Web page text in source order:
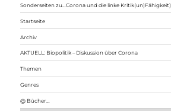
Sonderseiten zu…Corona und die linke Kritik(un)Fähigkeit).
Startseite
Archiv
AKTUELL: Biopolitik – Diskussion über Corona
Themen
Genres
@ Bücher…